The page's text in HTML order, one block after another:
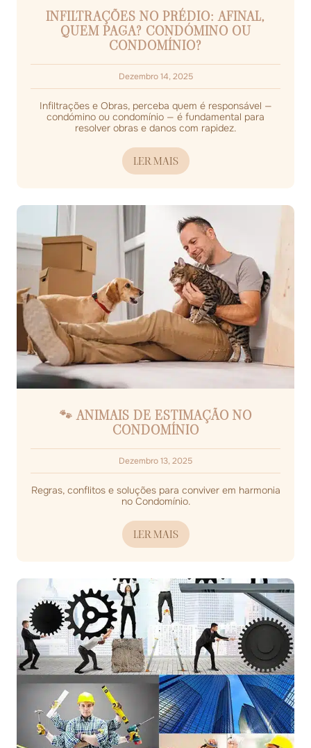
INFILTRAÇÕES NO PRÉDIO: AFINAL,
QUEM PAGA? CONDÓMINO OU
CONDOMÍNIO?
Dezembro 14, 2025
Infiltrações e Obras, perceba quem é responsável —
condómino ou condomínio — é fundamental para
resolver obras e danos com rapidez.
LER MAIS
🐾 ANIMAIS DE ESTIMAÇÃO NO
CONDOMÍNIO
Dezembro 13, 2025
Regras, conflitos e soluções para conviver em harmonia
no Condomínio.
LER MAIS